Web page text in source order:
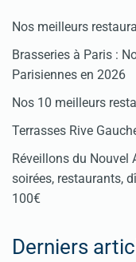
Nos meilleurs
Brasseries à Paris :
Parisiennes en 2026
Nos 10 meilleurs
Terrasses Rive
Réveillons du Nouvel
soirées, restaurants,
100€
Derniers